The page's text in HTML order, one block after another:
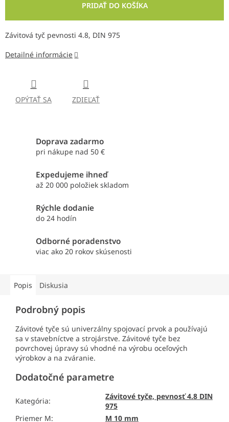
PRIDAŤ DO KOŠÍKA
Závitová tyč pevnosti 4.8, DIN 975
Detailné informácie
OPÝTAŤ SA ZDIEĽAŤ
Doprava zadarmo
pri nákupe nad 50 €
Expedujeme ihneď
až 20 000 položiek skladom
Rýchle dodanie
do 24 hodín
Odborné poradenstvo
viac ako 20 rokov skúsenosti
Popis Diskusia
Podrobný popis
Závitové tyče sú univerzálny spojovací prvok a používajú
sa v stavebníctve a strojárstve. Závitové tyče bez
povrchovej úpravy sú vhodné na výrobu oceľových
výrobkov a na zváranie.
Dodatočné parametre
Kategória:
Závitové tyče, pevnosť 4.8 DIN
975
Priemer M:
M 10 mm